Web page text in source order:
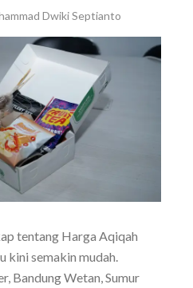
Dwiki Septianto
tentang Harga Aqiqah
kini semakin mudah.
Bandung Wetan, Sumur